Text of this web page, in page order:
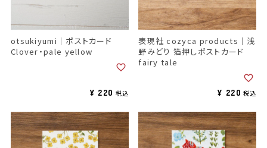
otsukiyumi｜ポストカード
Clover・pale yellow
¥ 220 税込
表現社 cozyca products｜浅
野みどり 箔押しポストカード
fairy tale
¥ 220 税込